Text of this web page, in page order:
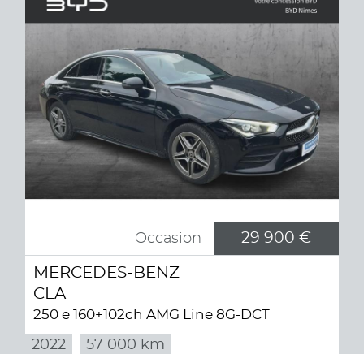
Occasion 29 900 €
MERCEDES-BENZ
CLA
250 e 160+102ch AMG Line 8G-DCT
2022 57 000 km